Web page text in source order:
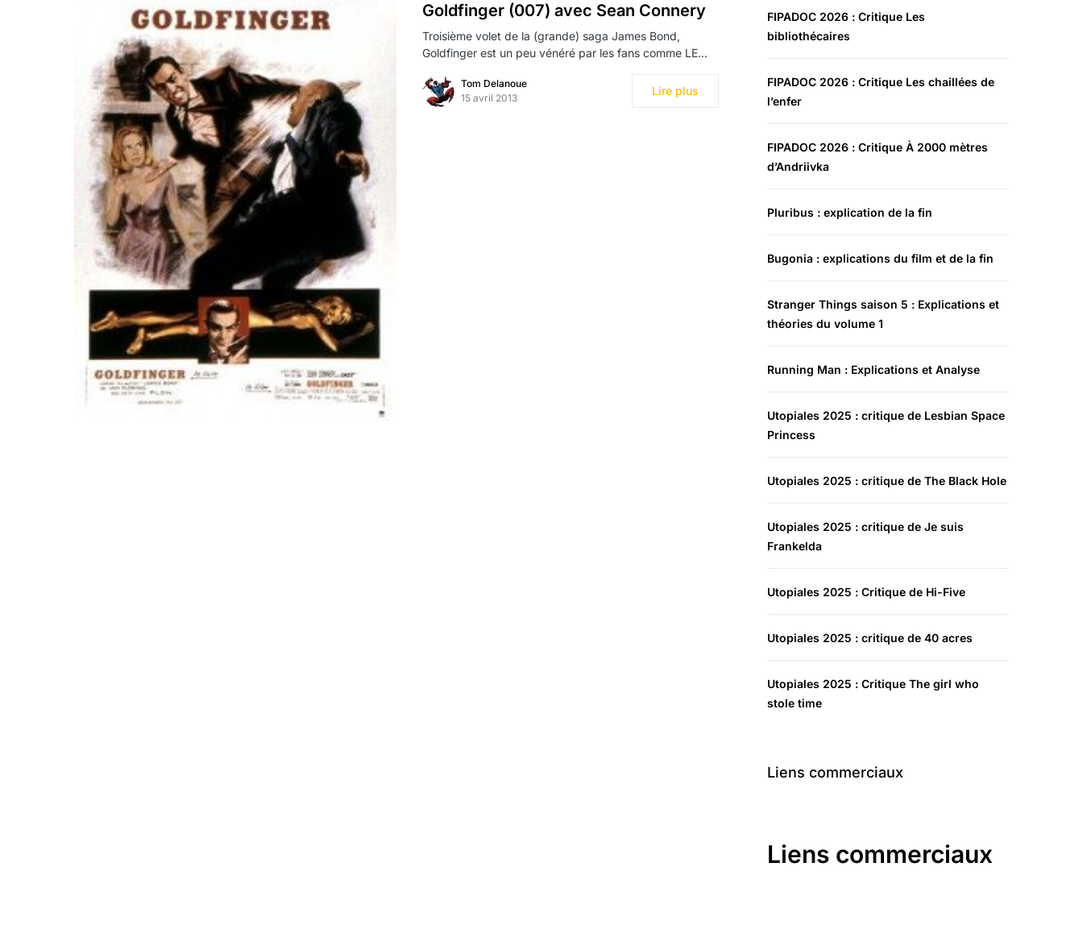
Goldfinger (007) avec Sean Connery
Troisième volet de la (grande) saga James Bond,
Goldfinger est un peu vénéré par les fans comme LE…
Tom Delanoue
15 avril 2013
Lire plus
FIPADOC 2026 : Critique Les
bibliothécaires
FIPADOC 2026 : Critique Les chaillées de
l’enfer
FIPADOC 2026 : Critique À 2000 mètres
d’Andriivka
Pluribus : explication de la fin
Bugonia : explications du film et de la fin
Stranger Things saison 5 : Explications et
théories du volume 1
Running Man : Explications et Analyse
Utopiales 2025 : critique de Lesbian Space
Princess
Utopiales 2025 : critique de The Black Hole
Utopiales 2025 : critique de Je suis
Frankelda
Utopiales 2025 : Critique de Hi-Five
Utopiales 2025 : critique de 40 acres
Utopiales 2025 : Critique The girl who
stole time
Liens commerciaux
Liens commerciaux